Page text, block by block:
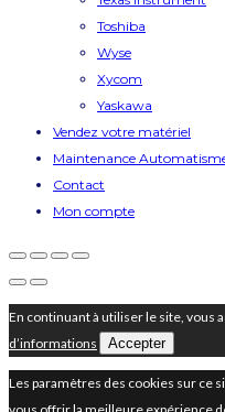
Toshiba
Wyse
Xycom
Yaskawa
Vendez votre matériel
Maintenance
Contact
Mon compte
En continuant à utiliser le site, vous
d’informations
Accepter
Les paramètres des cookies sur ce